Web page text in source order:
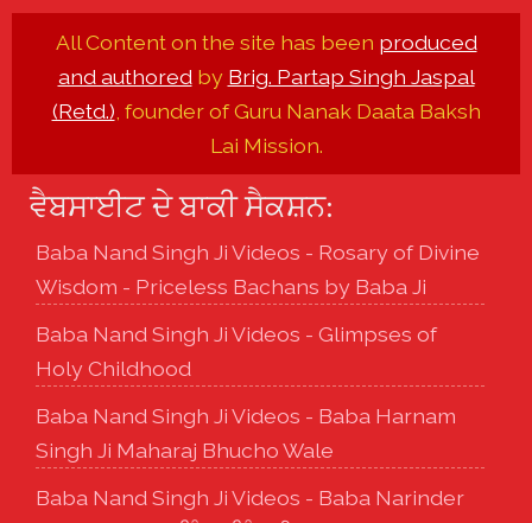
All Content on the site has been produced
and authored by Brig. Partap Singh Jaspal
(Retd.) , founder of Guru Nanak Daata Baksh
Lai Mission.
ਵੈਬਸਾਈਟ ਦੇ ਬਾਕੀ ਸੈਕਸ਼ਨ:
Baba Nand Singh Ji Videos - Rosary of Divine
Wisdom - Priceless Bachans by Baba Ji
Baba Nand Singh Ji Videos - Glimpses of
Holy Childhood
Baba Nand Singh Ji Videos - Baba Harnam
Singh Ji Maharaj Bhucho Wale
Baba Nand Singh Ji Videos - Baba Narinder